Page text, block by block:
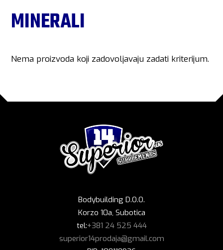
MINERALI
Nema proizvoda koji zadovoljavaju zadati kriterijum.
Bodybuilding D.O.O.
Korzo 10a, Subotica
tel:+381 24 525 444
superior14prodaja@gmail.com